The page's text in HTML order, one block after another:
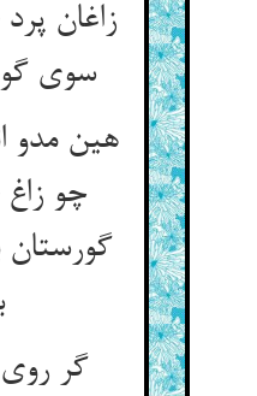
زاغان
سوی
هین مدو
چو
گر